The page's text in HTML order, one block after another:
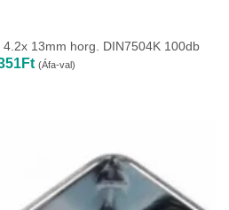
13mm horg. DIN7504K 100db
Ft (Áfa-val)